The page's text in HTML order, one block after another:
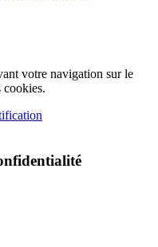
votre navigation sur le
cookies.